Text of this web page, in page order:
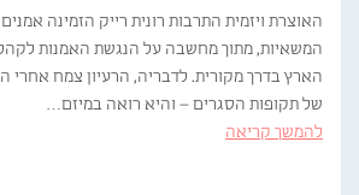
האוצרת ויזמית התרבות רונית רייק הזמינה
המשאיות, מתוך מחשבה על הנגשת האמנות
הארץ בדרך מקורית. לדבריה, הרעיון צמח
של תקופות הסגרים – והיא רואה במיזם…
להמשך קריאה